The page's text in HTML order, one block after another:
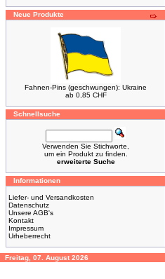
Neue Produkte
Fahnen-Pins (geschwungen): Ukraine
ab 0,85 CHF
Schnellsuche
Verwenden Sie Stichworte,
um ein Produkt zu finden.
erweiterte Suche
Informationen
Liefer- und Versandkosten
Datenschutz
Unsere AGB's
Kontakt
Impressum
Urheberrecht
Freitag, 07. August 2026